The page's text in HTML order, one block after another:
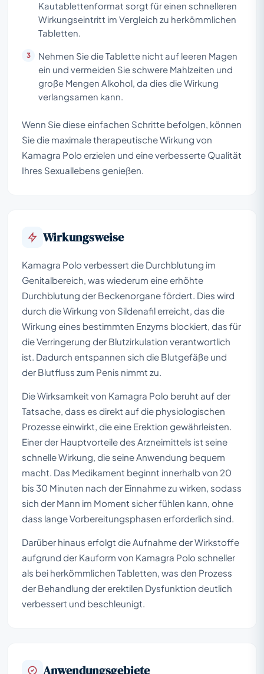
Kautablettenformat sorgt für einen schnelleren
Wirkungseintritt im Vergleich zu herkömmlichen
Tabletten.
Nehmen Sie die Tablette nicht auf leeren Magen
ein und vermeiden Sie schwere Mahlzeiten und
große Mengen Alkohol, da dies die Wirkung
verlangsamen kann.
Wenn Sie diese einfachen Schritte befolgen, können
Sie die maximale therapeutische Wirkung von
Kamagra Polo erzielen und eine verbesserte Qualität
Ihres Sexuallebens genießen.
Wirkungsweise
Kamagra Polo verbessert die Durchblutung im
Genitalbereich, was wiederum eine erhöhte
Durchblutung der Beckenorgane fördert. Dies wird
durch die Wirkung von Sildenafil erreicht, das die
Wirkung eines bestimmten Enzyms blockiert, das für
die Verringerung der Blutzirkulation verantwortlich
ist. Dadurch entspannen sich die Blutgefäße und
der Blutfluss zum Penis nimmt zu.
Die Wirksamkeit von Kamagra Polo beruht auf der
Tatsache, dass es direkt auf die physiologischen
Prozesse einwirkt, die eine Erektion gewährleisten.
Einer der Hauptvorteile des Arzneimittels ist seine
schnelle Wirkung, die seine Anwendung bequem
macht. Das Medikament beginnt innerhalb von 20
bis 30 Minuten nach der Einnahme zu wirken, sodass
sich der Mann im Moment sicher fühlen kann, ohne
dass lange Vorbereitungsphasen erforderlich sind.
Darüber hinaus erfolgt die Aufnahme der Wirkstoffe
aufgrund der Kauform von Kamagra Polo schneller
als bei herkömmlichen Tabletten, was den Prozess
der Behandlung der erektilen Dysfunktion deutlich
verbessert und beschleunigt.
Anwendungsgebiete